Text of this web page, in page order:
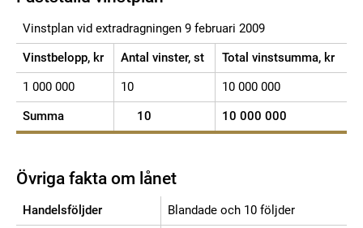
Vinstplan vid extradragningen 9 februari 2009
Vinstbelopp, kr
Antal vinster, st
Total vinstsumma, kr
1 000 000
10
10 000 000
Summa
10 10 000 000
Övriga fakta om lånet
Handelsföljder
Blandade och 10 följder